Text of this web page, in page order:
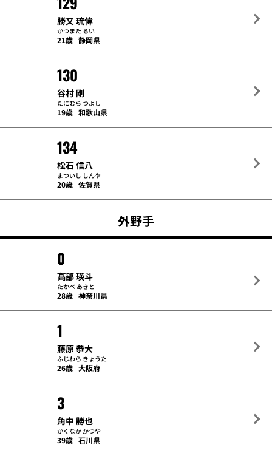
勝又 琉偉
かつまた るい
21歳 静岡県
130
谷村 剛
たにむら つよし
19歳 和歌山県
134
松石 信八
まついし しんや
20歳 佐賀県
外野手
0
髙部 瑛斗
たかべ あきと
28歳 神奈川県
1
藤原 恭大
ふじわら きょうた
26歳 大阪府
3
角中 勝也
かくなか かつや
39歳 石川県